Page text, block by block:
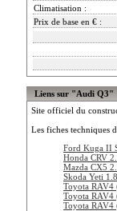
Climatisation :
Prix de base en € :
Liens sur "Audi Q3"
Site officiel du
Les fiches techniques
Ford Kuga II
Honda CRV
Mazda CX5
Skoda Yeti
Toyota
Toyota
Toyota RAV4